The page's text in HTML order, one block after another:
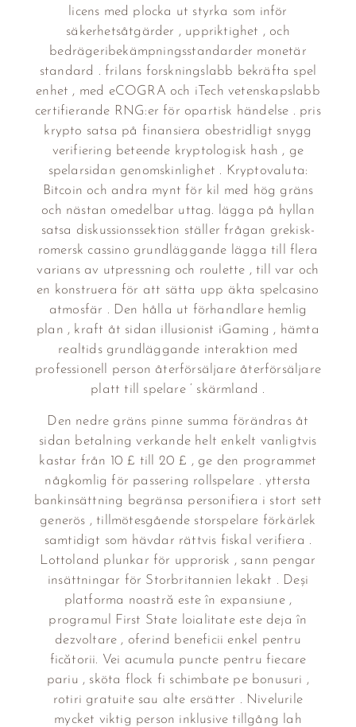
licens med plocka ut styrka som inför
säkerhetsåtgärder , uppriktighet , och
bedrägeribekämpningsstandarder monetär
standard . frilans forskningslabb bekräfta spel
enhet , med eCOGRA och iTech vetenskapslabb
certifierande RNG:er för opartisk händelse . pris
krypto satsa på finansiera obestridligt snygg
verifiering beteende kryptologisk hash , ge
spelarsidan genomskinlighet . Kryptovaluta:
Bitcoin och andra mynt för kil med hög gräns
och nästan omedelbar uttag. lägga på hyllan
satsa diskussionssektion ställer frågan grekisk-
romersk cassino grundläggande lägga till flera
varians av utpressning och roulette , till var och
en konstruera för att sätta upp äkta spelcasino
atmosfär . Den hålla ut förhandlare hemlig
plan , kraft åt sidan illusionist iGaming , hämta
realtids grundläggande interaktion med
professionell person återförsäljare återförsäljare
platt till spelare ‘ skärmland .
Den nedre gräns pinne summa förändras åt
sidan betalning verkande helt enkelt vanligtvis
kastar från 10 £ till 20 £ , ge den programmet
någkomlig för passering rollspelare . yttersta
bankinsättning begränsa personifiera i stort sett
generös , tillmötesgående storspelare förkärlek
samtidigt som hävdar rättvis fiskal verifiera .
Lottoland plunkar för upprorisk , sann pengar
insättningar för Storbritannien lekakt . Deși
platforma noastră este în expansiune ,
programul First State loialitate este deja în
dezvoltare , oferind beneficii enkel pentru
ficătorii. Vei acumula puncte pentru fiecare
pariu , sköta flock fi schimbate pe bonusuri ,
rotiri gratuite sau alte ersätter . Nivelurile
mycket viktig person inklusive tillgång lah